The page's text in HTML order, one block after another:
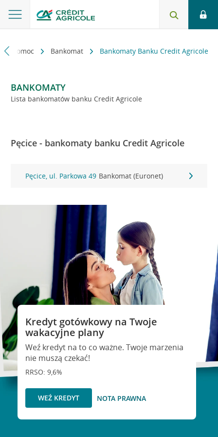
i pomoc Bankomat Bankomaty Banku Credit Agricole
BANKOMATY
Lista bankomatów banku Credit Agricole
Pęcice - bankomaty banku Credit Agricole
Pęcice, ul. Parkowa 49 Bankomat (Euronet)
Kredyt gotówkowy na Twoje
wakacyjne plany
Weź kredyt na to co ważne. Twoje marzenia
nie muszą czekać!
RRSO: 9,6%
WEŹ KREDYT NOTA PRAWNA